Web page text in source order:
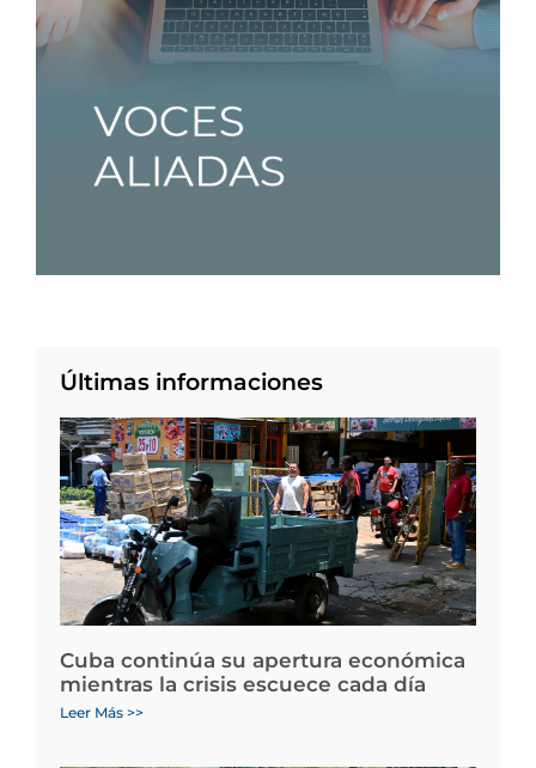
Últimas informaciones
Cuba continúa su apertura económica
mientras la crisis escuece cada día
Leer Más >>